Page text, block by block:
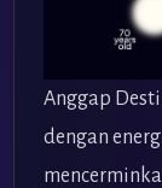
Anggap
dengan